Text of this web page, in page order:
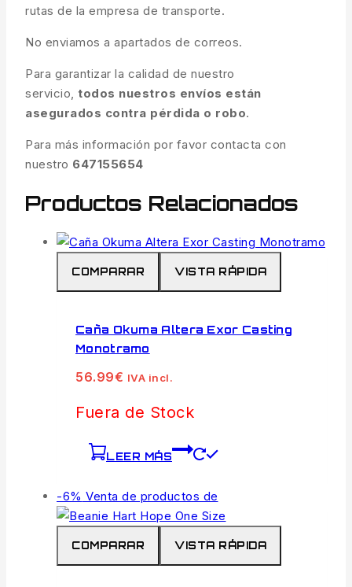
rutas de la empresa de transporte.
No enviamos a apartados de correos.
Para garantizar la calidad de nuestro
servicio, todos nuestros envíos están
asegurados contra pérdida o robo.
Para más información por favor contacta con
nuestro 647155654
Productos Relacionados
COMPARAR VISTA RÁPIDA
Caña Okuma Altera Exor Casting
Monotramo
56.99€ IVA incl.
Fuera de Stock
LEER MÁS
-6% Venta de productos de
COMPARAR VISTA RÁPIDA